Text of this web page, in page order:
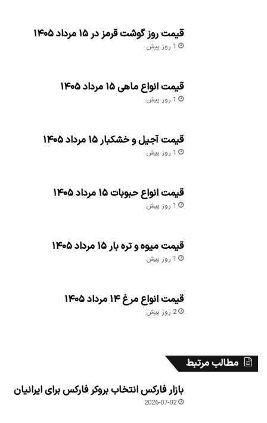
قیمت روز گوشت قرمز در ۱۵ مرداد ۱۴۰۵
1 روز پیش
قیمت انواع ماهی ۱۵ مرداد ۱۴۰۵
1 روز پیش
قیمت آجیل و خشکبار ۱۵ مرداد ۱۴۰۵
1 روز پیش
قیمت انواع حبوبات ۱۵ مرداد ۱۴۰۵
1 روز پیش
قیمت میوه و تره بار ۱۵ مرداد ۱۴۰۵
1 روز پیش
قیمت انواع مرغ ۱۴ مرداد ۱۴۰۵
2 روز پیش
مطالب مرتبط
بازار فارکس انتخاب بروکر فارکس برای ایرانیان
2026-07-02